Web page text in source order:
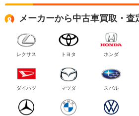
メーカーから中古車買取・査
レクサス トヨタ ホンダ
ダイハツ マツダ スバル